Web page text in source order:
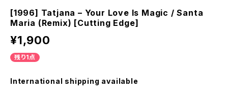
[1996] Tatjana – Your Love Is Magic / Santa
Maria (Remix) [Cutting Edge]
¥1,900
残り1点
International shipping available